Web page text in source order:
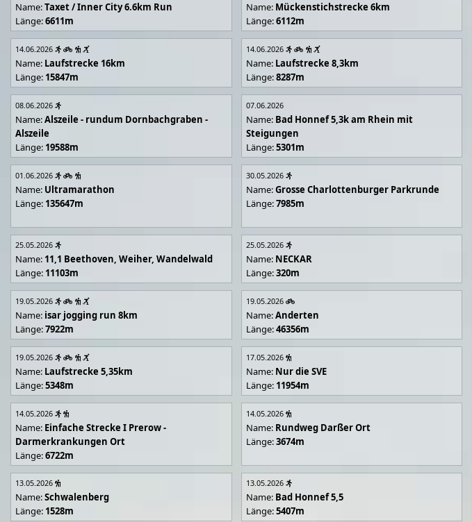
Name:Taxet / Inner City 6.6km Run
Länge:6611m
Name: Mückenstichstrecke 6km
Länge:6112m
14.06.2026
Name: Laufstrecke 16km
Länge: 15847m
14.06.2026
Name: Laufstrecke 8,3km
Länge:8287m
08.06.2026
Name:Alszeile - rundum Dornbachgraben -
Alszeile
Länge: 19588m
07.06.2026
Name: Bad Honnef 5,3k am Rhein mit
Steigungen
Länge:5301m
01.06.2026
Name: Ultramarathon
Länge: 135647m
30.05.2026
Name:Grosse Charlottenburger Parkrunde
Länge:7985m
25.05.2026
Name: 11,1 Beethoven, Weiher, Wandelwald
Länge: 11103m
25.05.2026
Name: NECKAR
Länge:320m
19.05.2026
Name: isar jogging run 8km
Länge:7922m
19.05.2026
Name:Anderten
Länge:46356m
19.05.2026
Name: Laufstrecke 5,35km
Länge:5348m
17.05.2026
Name: Nur die SVE
Länge: 11954m
14.05.2026
Name: Einfache Strecke I Prerow -
Darmerkrankungen Ort
Länge:6722m
14.05.2026
Name: Rundweg Darßer Ort
Länge:3674m
13.05.2026
Name:Schwalenberg
Länge: 1528m
13.05.2026
Name: Bad Honnef 5,5
Länge:5407m